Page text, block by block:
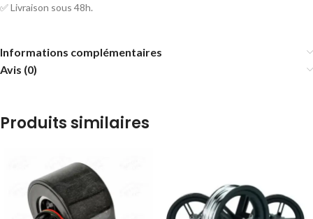
✅ Livraison sous 48h.
Informations complémentaires
Avis (0)
Produits similaires